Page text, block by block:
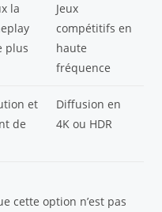
la
plus
Jeux
compétitifs en
haute
fréquence
et
de
Diffusion en
4K ou HDR
cette option n’est pas